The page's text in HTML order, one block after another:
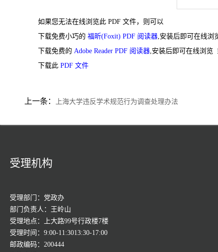
如果您无法在线浏览此 PDF 文件，则可以
下载免费小巧的 福昕(Foxit) PDF 阅读器,安装后即可在线浏
下载免费的 Adobe Reader PDF 阅读器,安装后即可在线浏览
下载此 PDF 文件
上一条： 上海大学违反学术规范行为调查处理办法
受理机构
受理部门：党政办
部门负责人：王岭山
受理地点：上大路99号行政楼7楼
受理时间：9:00-11:3013:30-17:00
邮政编码：200444